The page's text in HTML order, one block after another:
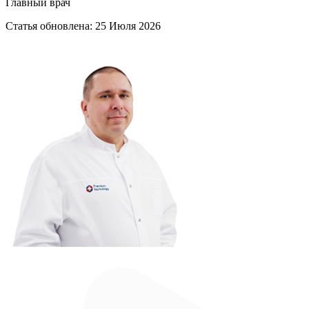
Статья обновлена: 25 Июля 2026